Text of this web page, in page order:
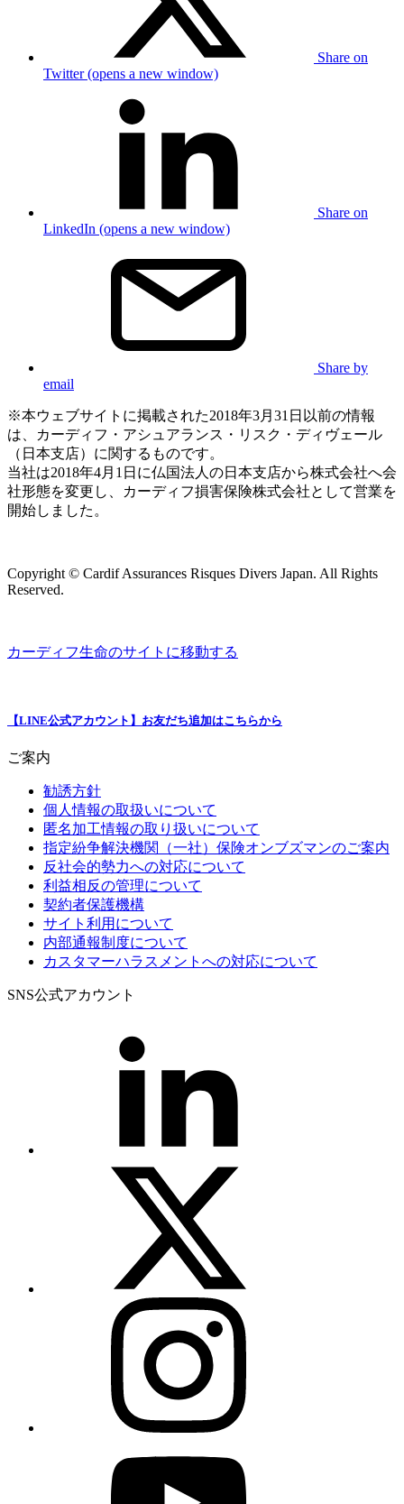
Share on
Twitter (opens a new window)
Share on
LinkedIn (opens a new window)
Share by
email
※本ウェブサイトに掲載された2018年3月31日以前の情報
は、カーディフ・アシュアランス・リスク・ディヴェール
（日本支店）に関するものです。
当社は2018年4月1日に仏国法人の日本支店から株式会社へ会
社形態を変更し、カーディフ損害保険株式会社として営業を
開始しました。
Copyright © Cardif Assurances Risques Divers Japan. All Rights
Reserved.
カーディフ生命のサイトに移動する
【LINE公式アカウント】お友だち追加はこちらから
ご案内
勧誘方針
個人情報の取扱いについて
匿名加工情報の取り扱いについて
指定紛争解決機関（一社）保険オンブズマンのご案内
反社会的勢力への対応について
利益相反の管理について
契約者保護機構
サイト利用について
内部通報制度について
カスタマーハラスメントへの対応について
SNS公式アカウント